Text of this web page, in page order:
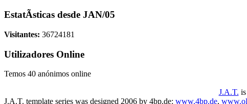
EstatÃ­sticas desde JAN/05
Visitantes: 36724181
Utilizadores Online
Temos 40 anónimos online
J.A.T.
J.A.T. template series was designed 2006 by 4bp.de: www.4bp.de,